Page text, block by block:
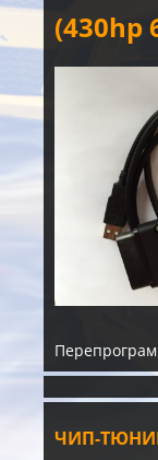
(430hp
ЧИП-